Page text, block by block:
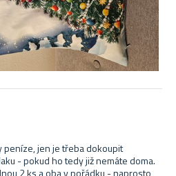
peníze, jen je třeba dokoupit
- pokud ho tedy již nemáte doma.